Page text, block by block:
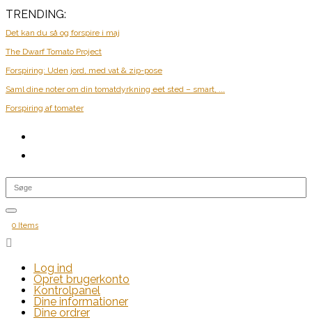
TRENDING:
Det kan du så og forspire i maj
The Dwarf Tomato Project
Forspiring: Uden jord, med vat & zip-pose
Saml dine noter om din tomatdyrkning eet sted – smart, ...
Forspiring af tomater
0 Items

Log ind
Opret brugerkonto
Kontrolpanel
Dine informationer
Dine ordrer